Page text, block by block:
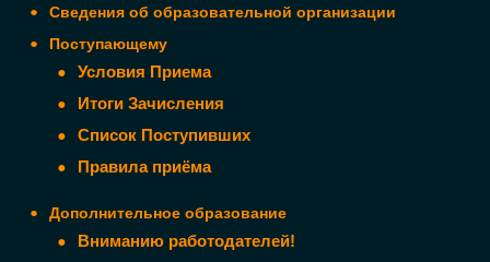
Сведения об образовательной организации
Поступающему
Условия Приема
Итоги Зачисления
Список Поступивших
Правила приёма
Дополнительное образование
Вниманию работодателей!